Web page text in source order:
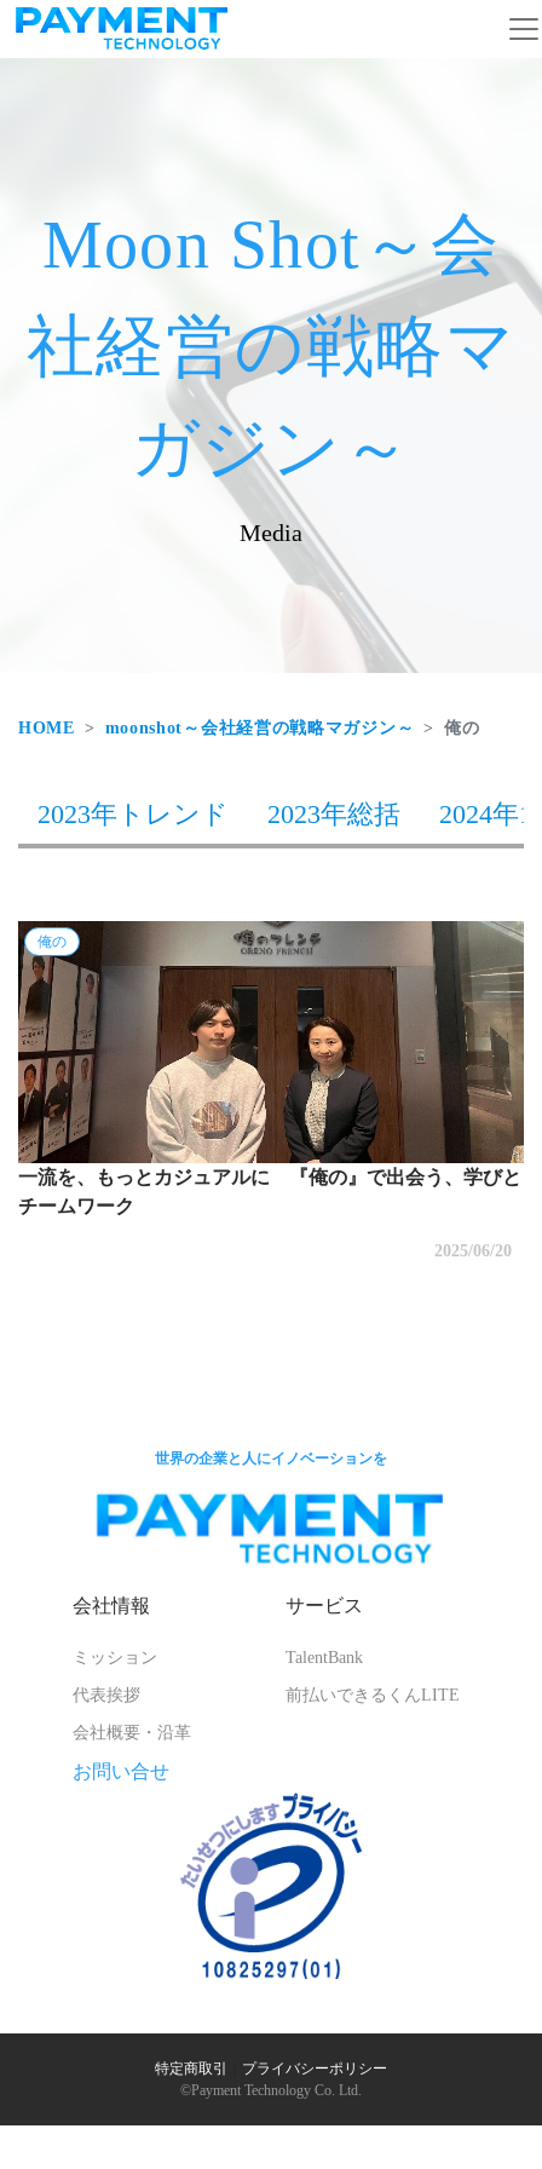
コンテンツへスキップ
メインナビゲーション
Moon Shot～会
社経営の戦略マ
ガジン～
Media
HOME moonshot～会社経営の戦略マガジン～ 俺の
2023年トレンド 2023年総括 2024年1
俺の
一流を、もっとカジュアルに 『俺の』で出会う、学びと
チームワーク
2025/06/20
世界の企業と人にイノベーションを
会社情報
ミッション
代表挨拶
会社概要・沿革
サービス
TalentBank
前払いできるくんLITE
お問い合せ
特定商取引
プライバシーポリシー
©︎Payment Technology Co. Ltd.